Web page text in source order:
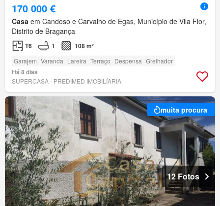
170 000 €
Casa em Candoso e Carvalho de Egas, Município de Vila Flor,
Distrito de Bragança
T6 1 108 m²
Garajem Varanda Lareira Terraço Despensa Grelhador
Há 8 dias
SUPERCASA - PREDIMED IMOBILÍARIA
muita procura
12 Fotos